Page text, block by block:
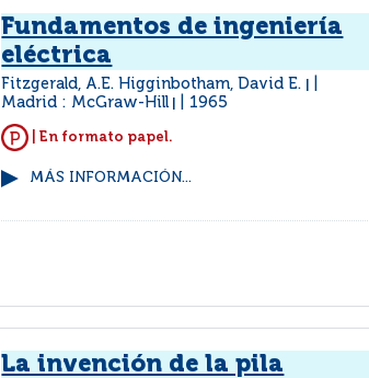
Fundamentos de ingeniería
eléctrica
Fitzgerald, A.E. Higginbotham, David E.
Madrid : McGraw-Hill 1965
| En formato papel.
MÁS INFORMACIÓN...
La invención de la pila